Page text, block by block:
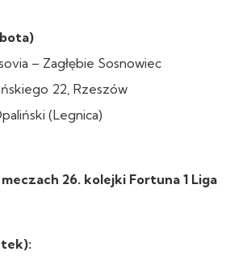
– Zagłębie Sosnowiec
22, Rzeszów
(Legnica)
26. kolejki Fortuna 1 Liga